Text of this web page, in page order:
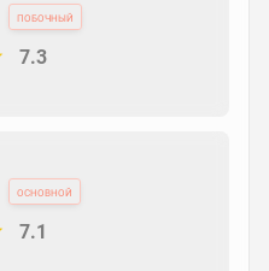
побочный
7.3
основной
7.1